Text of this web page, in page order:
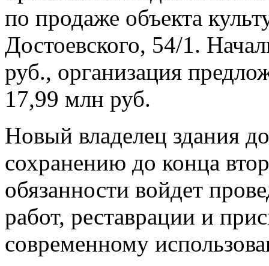
по продаже объекта
Достоевского, 54/1.
руб., организация
17,99 млн руб.
Новый владелец здания
сохранению до конца
обязанности войдет
работ, реставрации и
современному